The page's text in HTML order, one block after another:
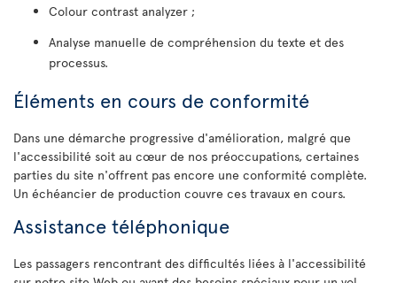
Colour contrast analyzer ;
Analyse manuelle de compréhension du texte et des
processus.
Éléments en cours de conformité
Dans une démarche progressive d'amélioration, malgré que
l'accessibilité soit au cœur de nos préoccupations, certaines
parties du site n'offrent pas encore une conformité complète.
Un échéancier de production couvre ces travaux en cours.
Assistance téléphonique
Les passagers rencontrant des difficultés liées à l'accessibilité